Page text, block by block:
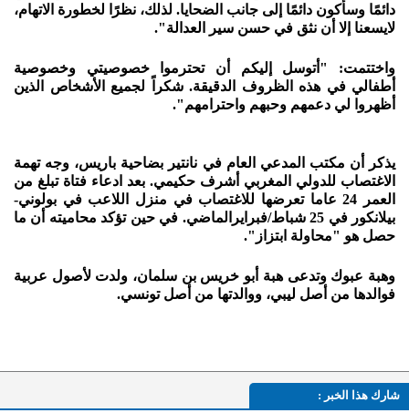
دائمًا وسأكون دائمًا إلى جانب الضحايا. لذلك، نظرًا لخطورة الاتهام،
لايسعنا إلا أن نثق في حسن سير العدالة".
واختتمت: "أتوسل إليكم أن تحترموا خصوصيتي وخصوصية
أطفالي في هذه الظروف الدقيقة. شكراً لجميع الأشخاص الذين
أظهروا لي دعمهم وحبهم واحترامهم".
يذكر أن مكتب المدعي العام في نانتير بضاحية باريس، وجه تهمة
الاغتصاب للدولي المغربي أشرف حكيمي. بعد ادعاء فتاة تبلغ من
العمر 24 عاما تعرضها للاغتصاب في منزل اللاعب في بولوني-
بيلانكور في 25 شباط/فبرايرالماضي. في حين تؤكد محاميته أن ما
حصل هو "محاولة ابتزاز".
وهبة عبوك وتدعى هبة أبو خريس بن سلمان، ولدت لأصول عربية
فوالدها من أصل ليبي، ووالدتها من أصل تونسي.
شارك هذا الخبر :